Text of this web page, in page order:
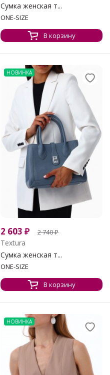
Сумка женская т...
ONE-SIZE
В корзину
НОВИНКА
2 603 ₽ 2 740₽
Textura
Сумка женская т...
ONE-SIZE
В корзину
НОВИНКА